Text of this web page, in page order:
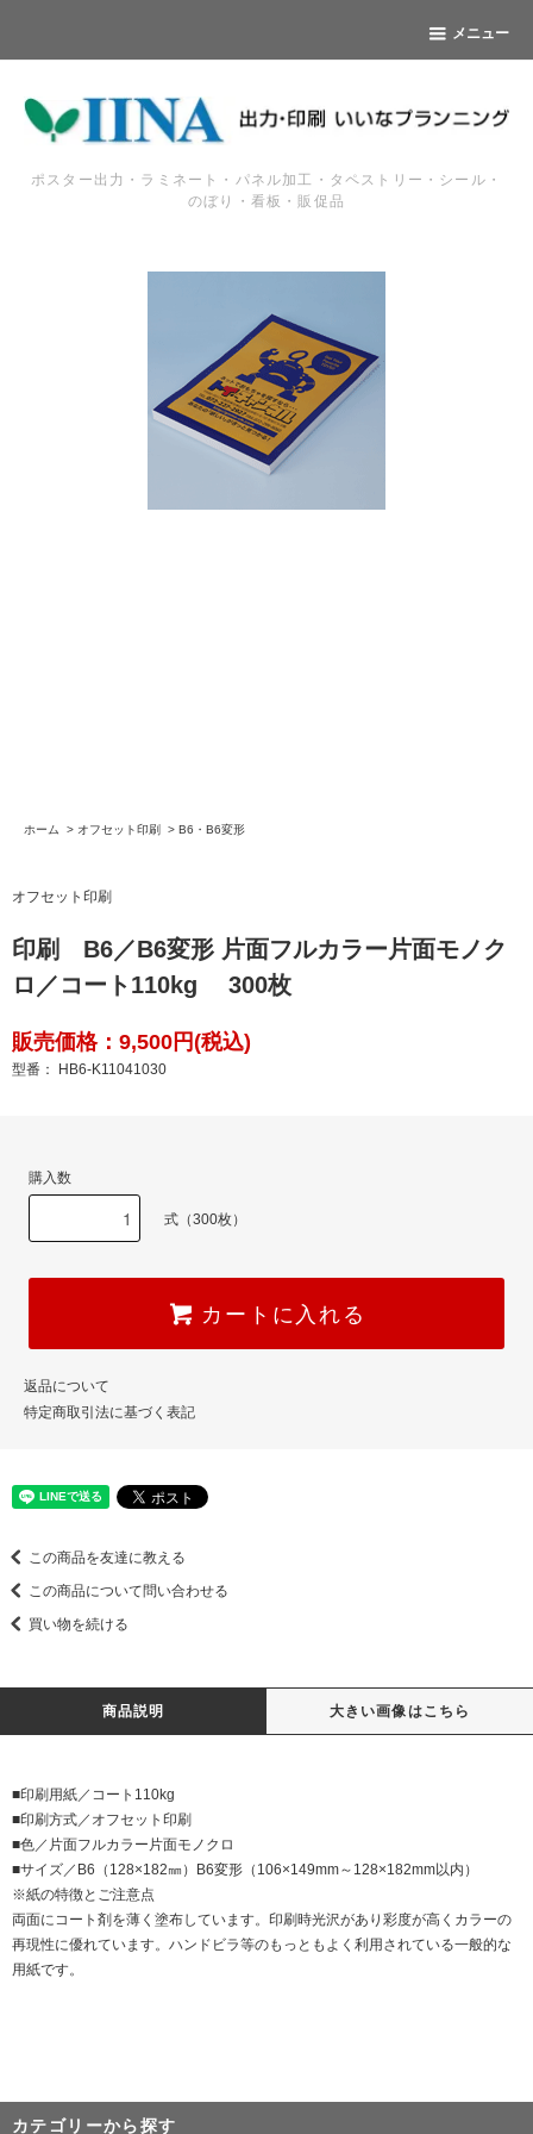
メニュー
ポスター出力・ラミネート・パネル加工・タペストリー・シール・
のぼり・看板・販促品
ホーム > オフセット印刷 > B6・B6変形
オフセット印刷
印刷 B6／B6変形 片面フルカラー片面モノク
ロ／コート110kg 300枚
販売価格：9,500円(税込)
型番： HB6-K11041030
購入数
式（300枚）
カートに入れる
返品について
特定商取引法に基づく表記
この商品を友達に教える
この商品について問い合わせる
買い物を続ける
商品説明 大きい画像はこちら
■印刷用紙／コート110kg
■印刷方式／オフセット印刷
■色／片面フルカラー片面モノクロ
■サイズ／B6（128×182㎜）B6変形（106×149mm～128×182mm以内）
※紙の特徴とご注意点
両面にコート剤を薄く塗布しています。印刷時光沢があり彩度が高くカラーの
再現性に優れています。ハンドビラ等のもっともよく利用されている一般的な
用紙です。
カテゴリーから探す